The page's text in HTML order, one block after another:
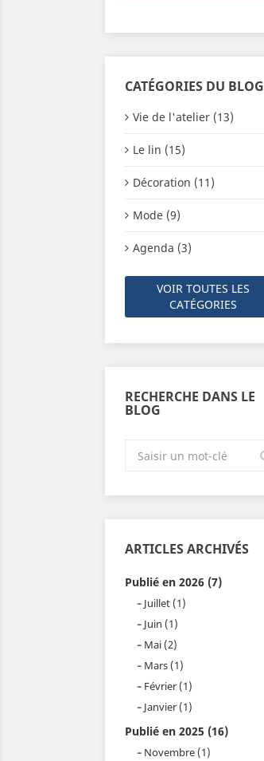
CATÉGORIES DU BLOG
Vie de l'atelier (13)
Le lin (15)
Décoration (11)
Mode (9)
Agenda (3)
VOIR TOUTES LES
CATÉGORIES
RECHERCHE DANS LE
BLOG
ARTICLES ARCHIVÉS
Publié en 2026 (7)
Juillet (1)
Juin (1)
Mai (2)
Mars (1)
Février (1)
Janvier (1)
Publié en 2025 (16)
Novembre (1)